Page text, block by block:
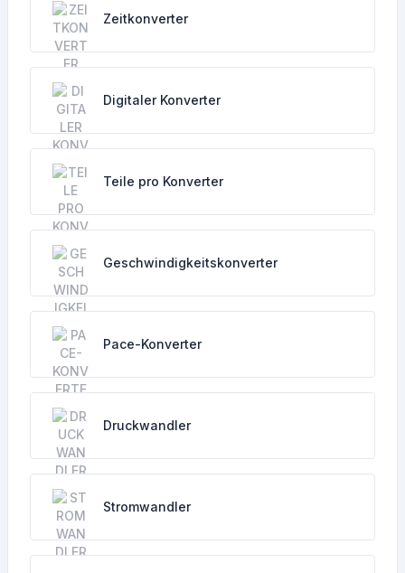
Zeitkonverter
Digitaler Konverter
Teile pro Konverter
Geschwindigkeitskonverter
Pace-Konverter
Druckwandler
Stromwandler